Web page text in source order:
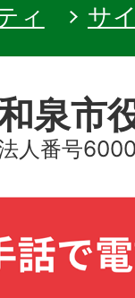
ィ
サ
泉市
人番号